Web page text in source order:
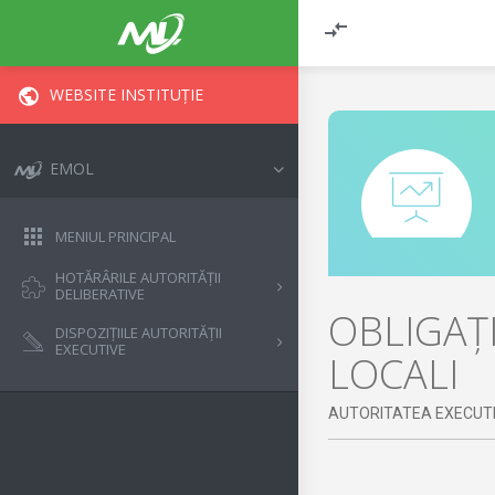
WEBSITE INSTITUȚIE
EMOL
MENIUL PRINCIPAL
HOTĂRÂRILE AUTORITĂȚII
DELIBERATIVE
DISPOZIȚIILE AUTORITĂȚII
EXECUTIVE
LOCALI
AUTORITATEA